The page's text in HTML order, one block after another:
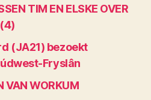
TIM EN ELSKE OVER
(JA21) bezoekt
Fryslân
VAN WORKUM